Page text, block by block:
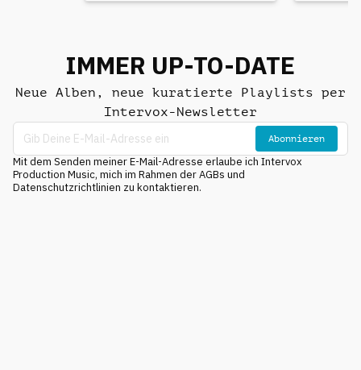
IMMER UP-TO-DATE
Neue Alben, neue kuratierte Playlists per
Intervox-Newsletter
Abonnieren
Mit dem Senden meiner E-Mail-Adresse erlaube ich Intervox
Production Music, mich im Rahmen der AGBs und
Datenschutzrichtlinien zu kontaktieren.